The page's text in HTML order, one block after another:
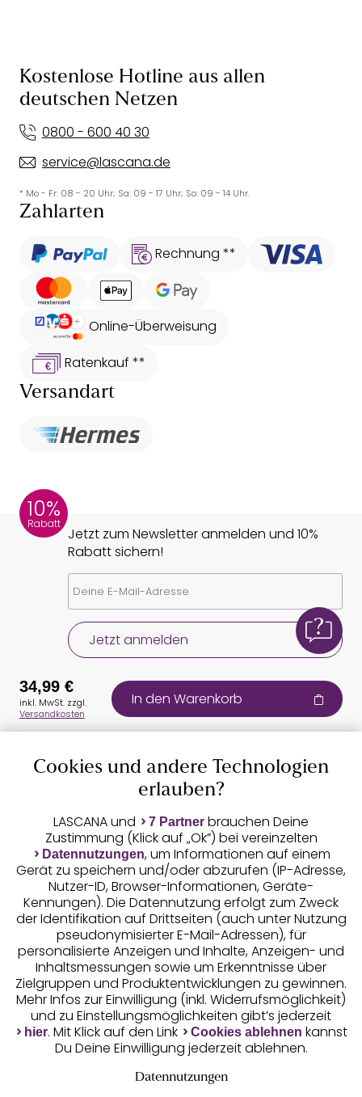
Kostenlose Hotline aus allen
deutschen Netzen
0800 - 600 40 30
service@lascana.de
* Mo - Fr: 08 - 20 Uhr; Sa: 09 - 17 Uhr; So: 09 - 14 Uhr.
Zahlarten
Rechnung **
Online-Überweisung
Ratenkauf **
Versandart
10%
Rabatt
Jetzt zum Newsletter anmelden und 10%
Rabatt sichern!
Jetzt anmelden
Auszeichnungen
Geprüfte Sicherheit
Unsere Apps
34,99 €
inkl. MwSt. zzgl.
Versandkosten
In den Warenkorb
Cookies und andere Technologien
erlauben?
LASCANA und 7 Partner brauchen Deine
Zustimmung (Klick auf „Ok”) bei vereinzelten
Datennutzungen, um Informationen auf einem
Gerät zu speichern und/oder abzurufen (IP-Adresse,
Nutzer-ID, Browser-Informationen, Geräte-
Kennungen). Die Datennutzung erfolgt zum Zweck
der Identifikation auf Drittseiten (auch unter Nutzung
pseudonymisierter E-Mail-Adressen), für
personalisierte Anzeigen und Inhalte, Anzeigen- und
Inhaltsmessungen sowie um Erkenntnisse über
Zielgruppen und Produktentwicklungen zu gewinnen.
Mehr Infos zur Einwilligung (inkl. Widerrufsmöglichkeit)
und zu Einstellungsmöglichkeiten gibt’s jederzeit
hier. Mit Klick auf den Link Cookies ablehnen kannst
Du Deine Einwilligung jederzeit ablehnen.
Datennutzungen